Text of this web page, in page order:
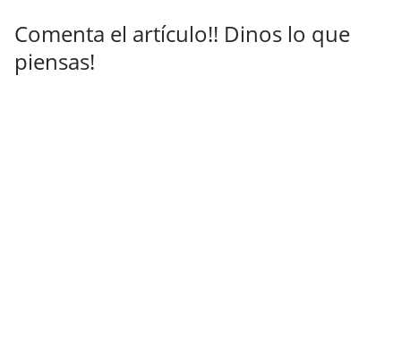
Comenta el artículo!! Dinos lo que
piensas!